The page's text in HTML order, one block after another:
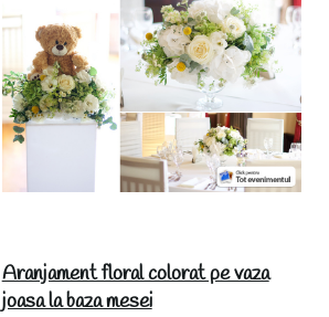
Aranjament floral colorat pe vaza
joasa la baza mesei